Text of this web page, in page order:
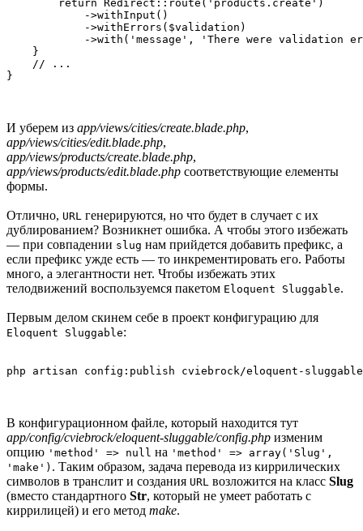
        return Redirect::route('products.create')
            ->withInput()
            ->withErrors($validation)
->with('message', 'There were validation
    }
    // ...
И уберем из app/views/cities/create.blade.php,
app/views/cities/edit.blade.php,
app/views/products/create.blade.php,
app/views/products/edit.blade.php соответствующие елементы
формы.
Отлично, URL генерируются, но что будет в случает с их
дублированием? Возникнет ошибка. А чтобы этого избежать
— при совпадении slug нам прийдется добавить префикс, а
если префикс ужде есть — то инкрементировать его. Работы
много, а элегантности нет. Чтобы избежать этих
телодвижений воспользуемся пакетом Eloquent Sluggable.
Первым делом скинем себе в проект конфигурацию для
Eloquent Sluggable:
В конфигурационном файле, который находится тут
app/config/cviebrock/eloquent-sluggable/config.php изменим
опцию 'method' => null на 'method' => array('Slug',
'make') . Таким образом, задача перевода из киррилических
символов в транслит и создания URL возложится на класс Slug
(вместо стандартного Str, который не умеет работать с
киррилицей) и его метод make.